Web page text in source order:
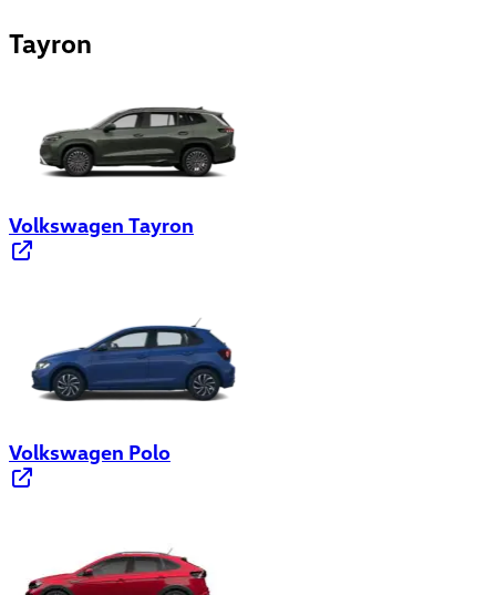
Tayron
Volkswagen Tayron
Volkswagen Polo